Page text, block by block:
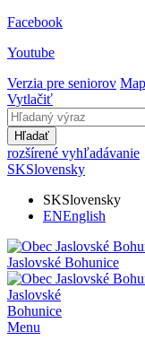
Facebook
Youtube
Verzia pre seniorov
Vytlačiť
Hľadať
rozšírené vyhľadávanie
SKSlovensky
SKSlovensky
ENEnglish
Jaslovské Bohunice
Jaslovské
Bohunice
Menu